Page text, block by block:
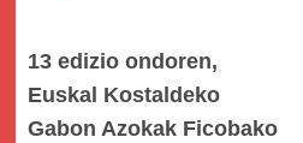
13 edizio ondoren,
Euskal Kostaldeko
Gabon Azokak Ficobako